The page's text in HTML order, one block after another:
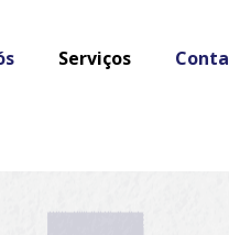
Serviços